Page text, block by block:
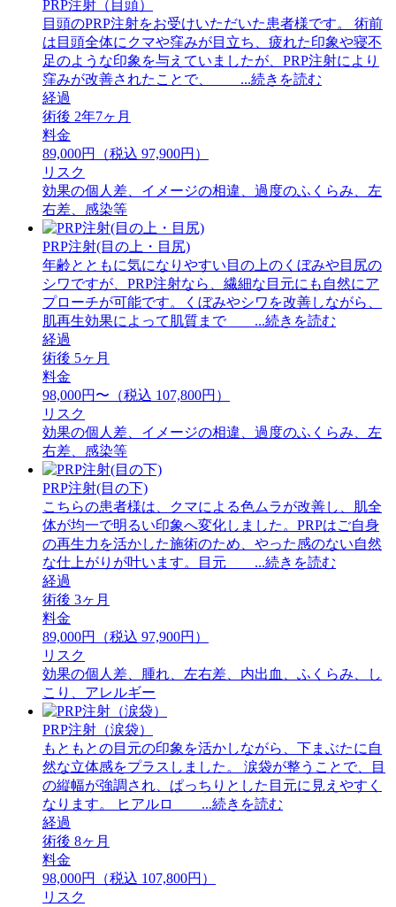
PRP注射（目頭）
目頭のPRP注射をお受けいただいた患者様です。 術前
は目頭全体にクマや窪みが目立ち、疲れた印象や寝不
足のような印象を与えていましたが、PRP注射により
窪みが改善されたことで、 ...続きを読む
経過
術後 2年7ヶ月
料金
89,000円（税込 97,900円）
リスク
効果の個人差、イメージの相違、過度のふくらみ、左
右差、感染等
PRP注射(目の上・目尻)
年齢とともに気になりやすい目の上のくぼみや目尻の
シワですが、PRP注射なら、繊細な目元にも自然にア
プローチが可能です。くぼみやシワを改善しながら、
肌再生効果によって肌質まで ...続きを読む
経過
術後 5ヶ月
料金
98,000円〜（税込 107,800円）
リスク
効果の個人差、イメージの相違、過度のふくらみ、左
右差、感染等
PRP注射(目の下)
こちらの患者様は、クマによる色ムラが改善し、肌全
体が均一で明るい印象へ変化しました。PRPはご自身
の再生力を活かした施術のため、やった感のない自然
な仕上がりが叶います。目元 ...続きを読む
経過
術後 3ヶ月
料金
89,000円（税込 97,900円）
リスク
効果の個人差、腫れ、左右差、内出血、ふくらみ、し
こり、アレルギー
PRP注射（涙袋）
もともとの目元の印象を活かしながら、下まぶたに自
然な立体感をプラスしました。 ⁡涙袋が整うことで、目
の縦幅が強調され、ぱっちりとした目元に見えやすく
なります。 ⁡ヒアルロ ...続きを読む
経過
術後 8ヶ月
料金
98,000円（税込 107,800円）
リスク